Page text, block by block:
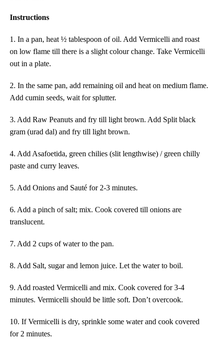
Instructions
1. In a pan, heat ½ tablespoon of oil. Add Vermicelli and roast
on low flame till there is a slight colour change. Take Vermicelli
out in a plate.
2. In the same pan, add remaining oil and heat on medium flame.
Add cumin seeds, wait for splutter.
3. Add Raw Peanuts and fry till light brown. Add Split black
gram (urad dal) and fry till light brown.
4. Add Asafoetida, green chilies (slit lengthwise) / green chilly
paste and curry leaves.
5. Add Onions and Sauté for 2-3 minutes.
6. Add a pinch of salt; mix. Cook covered till onions are
translucent.
7. Add 2 cups of water to the pan.
8. Add Salt, sugar and lemon juice. Let the water to boil.
9. Add roasted Vermicelli and mix. Cook covered for 3-4
minutes. Vermicelli should be little soft. Don’t overcook.
10. If Vermicelli is dry, sprinkle some water and cook covered
for 2 minutes.